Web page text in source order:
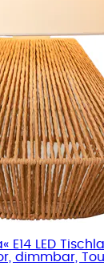
E14 LED
dimmbar,